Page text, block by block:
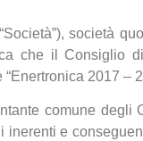
società
che il Consiglio
2017 –
comune
inerenti e